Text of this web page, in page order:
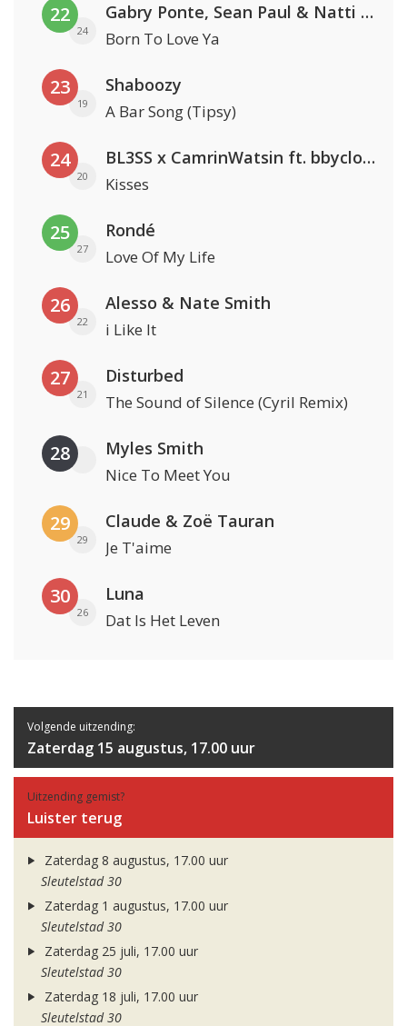
22
24
Gabry Ponte, Sean Paul & Natti Natasha
Born To Love Ya
23
19
Shaboozy
A Bar Song (Tipsy)
24
20
BL3SS x CamrinWatsin ft. bbyclose
Kisses
25
27
Rondé
Love Of My Life
26
22
Alesso & Nate Smith
i Like It
27
21
Disturbed
The Sound of Silence (Cyril Remix)
28 Myles Smith
Nice To Meet You
29
29
Claude & Zoë Tauran
Je T'aime
30
26
Luna
Dat Is Het Leven
Volgende uitzending:
Zaterdag 15 augustus, 17.00 uur
Uitzending gemist?
Luister terug
Zaterdag 8 augustus, 17.00 uur
Sleutelstad 30
Zaterdag 1 augustus, 17.00 uur
Sleutelstad 30
Zaterdag 25 juli, 17.00 uur
Sleutelstad 30
Zaterdag 18 juli, 17.00 uur
Sleutelstad 30